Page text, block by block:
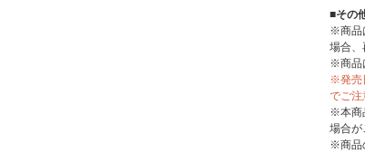
■その
※商品
場合、
※商品
※発売
でご注
※本商
場合が
※商品